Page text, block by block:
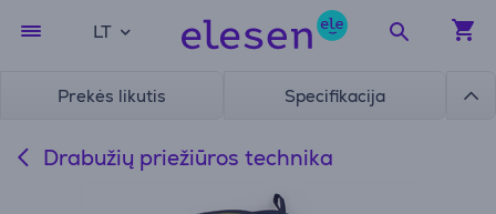
LT
Prekės likutis Specifikacija
Drabužių priežiūros technika